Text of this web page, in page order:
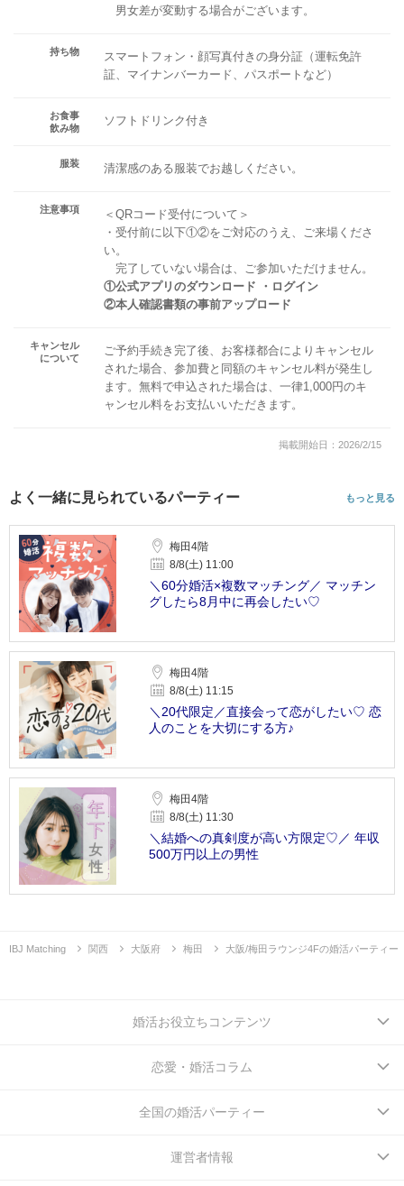
男女差が変動する場合がございます。
持ち物
スマートフォン・顔写真付きの身分証（運転免許
証、マイナンバーカード、パスポートなど）
お食事
飲み物
ソフトドリンク付き
服装 清潔感のある服装でお越しください。
注意事項
＜QRコード受付について＞
・受付前に以下①②をご対応のうえ、ご来場くださ
い。
完了していない場合は、ご参加いただけません。
①公式アプリのダウンロード ・ログイン
②本人確認書類の事前アップロード
キャンセル
について
ご予約手続き完了後、お客様都合によりキャンセル
された場合、参加費と同額のキャンセル料が発生し
ます。無料で申込された場合は、一律1,000円のキ
ャンセル料をお支払いいただきます。
掲載開始日：2026/2/15
よく一緒に見られているパーティー もっと見る
梅田4階
8/8(土) 11:00
＼60分婚活×複数マッチング／ マッチン
グしたら8月中に再会したい♡
梅田4階
8/8(土) 11:15
＼20代限定／直接会って恋がしたい♡ 恋
人のことを大切にする方♪
梅田4階
8/8(土) 11:30
＼結婚への真剣度が高い方限定♡／ 年収
500万円以上の男性
IBJ Matching 関西 大阪府 梅田 大阪/梅田ラウンジ4Fの婚活パーティー
婚活お役立ちコンテンツ
恋愛・婚活コラム
全国の婚活パーティー
運営者情報